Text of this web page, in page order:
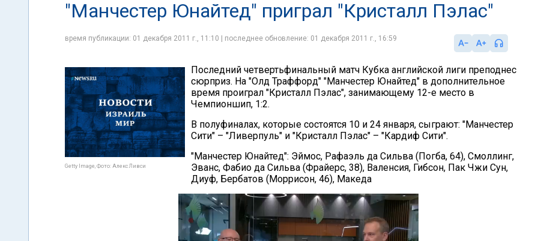
"Манчестер Юнайтед" приграл "Кристалл Пэлас"
время публикации: 01 декабря 2011 г., 11:10 | последнее обновление: 01 декабря 2011 г., 16:59
Getty Image, Фото: Алекс Ливси
Последний четвертьфинальный матч Кубка английской лиги преподнес
сюрприз. На "Олд Траффорд" "Манчестер Юнайтед" в дополнительное
время проиграл "Кристалл Пэлас", занимающему 12-е место в
Чемпионшип, 1:2.
В полуфиналах, которые состоятся 10 и 24 января, сыграют: "Манчестер
Сити" – "Ливерпуль" и "Кристалл Пэлас" – "Кардиф Сити".
"Манчестер Юнайтед": Эймос, Рафаэль да Сильва (Погба, 64), Смоллинг,
Эванс, Фабио да Сильва (Фрайерс, 38), Валенсия, Гибсон, Пак Чжи Сун,
Диуф, Бербатов (Моррисон, 46), Македа